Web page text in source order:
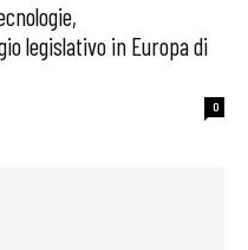
legislativo in Europa di
0